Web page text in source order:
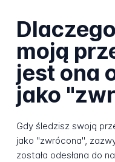
moją
jest ona
jako
Gdy śledzisz swoją
jako "zwrócona",
została odesłana do